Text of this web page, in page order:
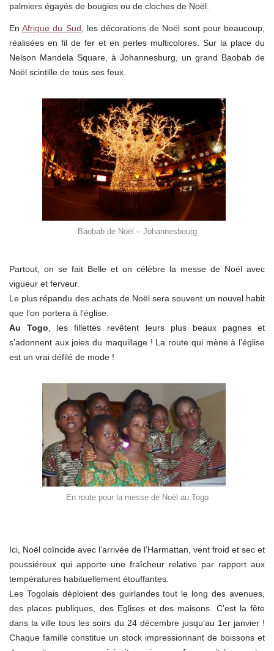
palmiers égayés de bougies ou de cloches de Noël.
EnAfrique du Sud , les décorations de Noël sont pour beaucoup,
réalisées en fil de fer et en perles multicolores. Sur la place du
Nelson Mandela Square, à Johannesburg, un grand Baobab de
Noël scintille de tous ses feux.
Baobab de Noël – Johannesbourg
Partout, on se fait Belle et on célèbre la messe de Noël avec
vigueur et ferveur.
Le plus répandu des achats de Noël sera souvent un nouvel habit
que l’on portera à l’église.
Au Togo , les fillettes revêtent leurs plus beaux pagnes et
s’adonnent aux joies du maquillage ! La route qui mène à l’église
est un vrai défilé de mode !
En route pour la messe de Noël au Togo
Ici, Noël coïncide avec l’arrivée de l’Harmattan, vent froid et sec et
poussiéreux qui apporte une fraîcheur relative par rapport aux
températures habituellement étouffantes.
Les Togolais déploient des guirlandes tout le long des avenues,
des places publiques, des Eglises et des maisons. C’est la fête
dans la ville tous les soirs du 24 décembre jusqu’au 1er janvier !
Chaque famille constitue un stock impressionnant de boissons et